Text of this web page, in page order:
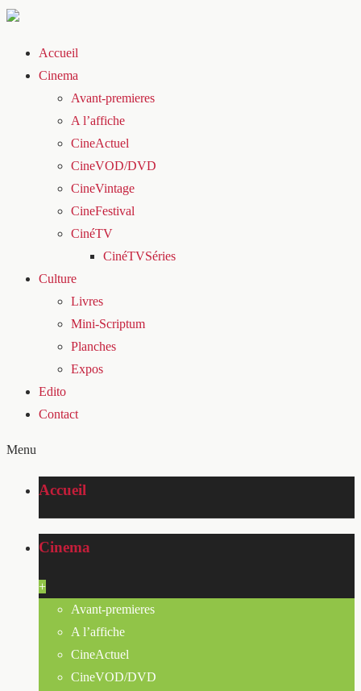
Accueil
Cinema
Avant-premieres
A l’affiche
CineActuel
CineVOD/DVD
CineVintage
CineFestival
CinéTV
CinéTVSéries
Culture
Livres
Mini-Scriptum
Planches
Expos
Edito
Contact
Menu
Accueil
Cinema
+
Avant-premieres
A l’affiche
CineActuel
CineVOD/DVD